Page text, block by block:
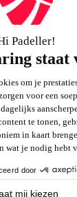
assortiment
met meer
artikelen
voor de sport